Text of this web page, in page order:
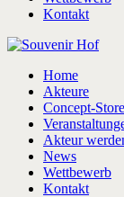
Kontakt
Home
Akteure
Concept-Store
Akteur
News
Wettbewerb
Kontakt